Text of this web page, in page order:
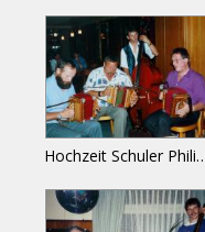
Hochzeit